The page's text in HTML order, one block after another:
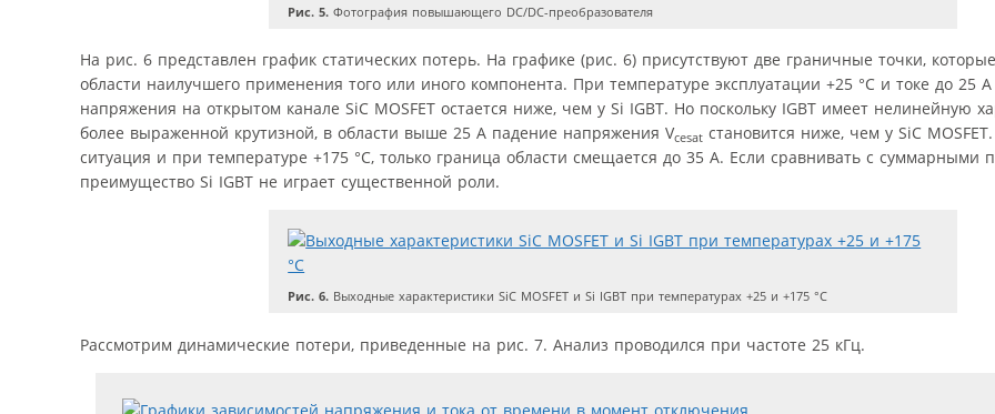
Рис. 5. Фотография повышающего DC/DC-преобразователя
На рис. 6 представлен график статических потерь. На графике (рис. 6) присутствуют две граничные точки,
области наилучшего применения того или иного компонента. При температуре эксплуатации +25 °С и токе до 25
напряжения на открытом канале SiC MOSFET остается ниже, чем у Si IGBT. Но поскольку IGBT имеет нелинейную
более выраженной крутизной, в области выше 25 A падение напряжения Vcesat становится ниже, чем у SiC
ситуация и при температуре +175 °С, только граница области смещается до 35 А. Если сравнивать с суммарными
преимущество Si IGBT не играет существенной роли.
Рис. 6. Выходные характеристики SiC MOSFET и Si IGBT при температурах +25 и +175 °С
Рассмотрим динамические потери, приведенные на рис. 7. Анализ проводился при частоте 25 кГц.